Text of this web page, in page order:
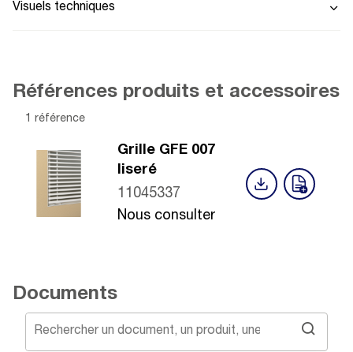
Visuels techniques
Références produits et accessoires
1 référence
Grille GFE 007
liseré
11045337
Nous consulter
Documents